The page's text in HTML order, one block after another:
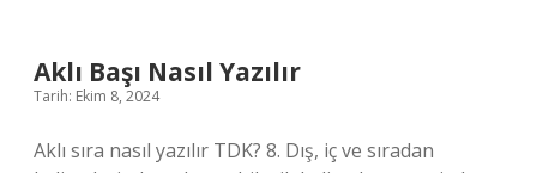
Aklı Başı Nasıl Yazılır
Tarih: Ekim 8, 2024
Aklı sıra nasıl yazılır TDK? 8. Dış, iç ve sıradan